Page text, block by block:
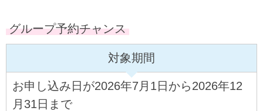
グループ予約チャンス
対象期間
お申し込み日が2026年7月1日から2026年12
月31日まで